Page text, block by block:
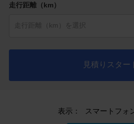
走行距離（km）
見積りスター
表示： スマートフォ